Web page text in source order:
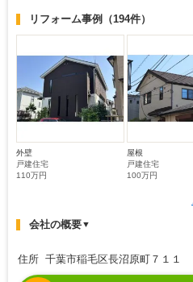
リフォーム事例 （194件）
外壁
戸建住宅
110万円
屋根
戸建住宅
100万円
会社の概要▼
住所 千葉市稲毛区長沼原町７１１